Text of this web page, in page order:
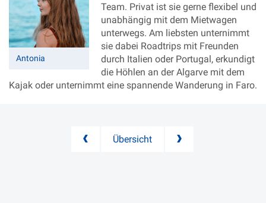
Antonia
Team. Privat ist sie gerne flexibel und
unabhängig mit dem Mietwagen
unterwegs. Am liebsten unternimmt
sie dabei Roadtrips mit Freunden
durch Italien oder Portugal, erkundigt
die Höhlen an der Algarve mit dem
Kajak oder unternimmt eine spannende Wanderung in Faro.
Übersicht